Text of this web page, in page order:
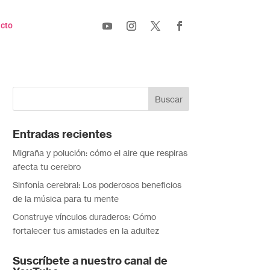
Entradas recientes
Migraña y polución: cómo el aire que respiras
afecta tu cerebro
Sinfonía cerebral: Los poderosos beneficios
de la música para tu mente
Construye vínculos duraderos: Cómo
fortalecer tus amistades en la adultez
Suscríbete a nuestro canal de